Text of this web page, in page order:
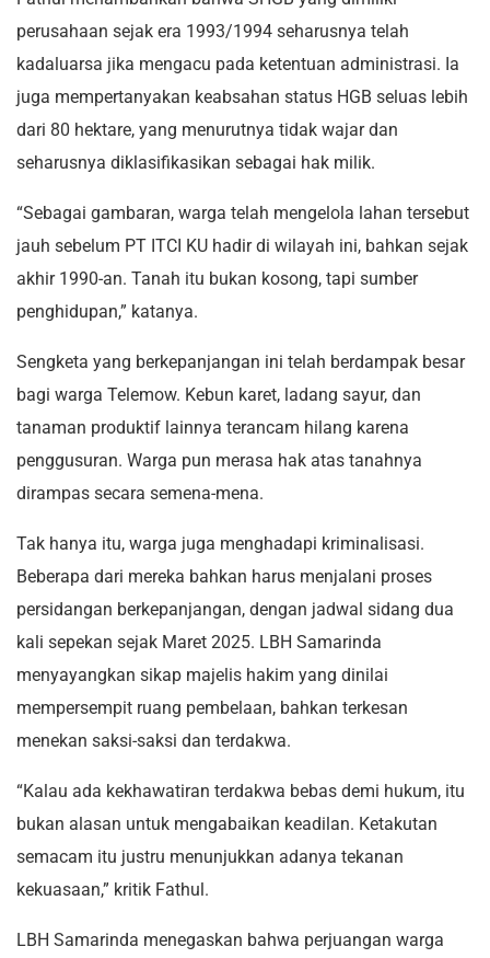
perusahaan sejak era 1993/1994 seharusnya telah
kadaluarsa jika mengacu pada ketentuan administrasi. Ia
juga mempertanyakan keabsahan status HGB seluas lebih
dari 80 hektare, yang menurutnya tidak wajar dan
seharusnya diklasifikasikan sebagai hak milik.
“Sebagai gambaran, warga telah mengelola lahan tersebut
jauh sebelum PT ITCI KU hadir di wilayah ini, bahkan sejak
akhir 1990-an. Tanah itu bukan kosong, tapi sumber
penghidupan,” katanya.
Sengketa yang berkepanjangan ini telah berdampak besar
bagi warga Telemow. Kebun karet, ladang sayur, dan
tanaman produktif lainnya terancam hilang karena
penggusuran. Warga pun merasa hak atas tanahnya
dirampas secara semena-mena.
Tak hanya itu, warga juga menghadapi kriminalisasi.
Beberapa dari mereka bahkan harus menjalani proses
persidangan berkepanjangan, dengan jadwal sidang dua
kali sepekan sejak Maret 2025. LBH Samarinda
menyayangkan sikap majelis hakim yang dinilai
mempersempit ruang pembelaan, bahkan terkesan
menekan saksi-saksi dan terdakwa.
“Kalau ada kekhawatiran terdakwa bebas demi hukum, itu
bukan alasan untuk mengabaikan keadilan. Ketakutan
semacam itu justru menunjukkan adanya tekanan
kekuasaan,” kritik Fathul.
LBH Samarinda menegaskan bahwa perjuangan warga